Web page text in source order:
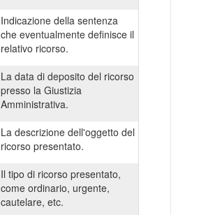
Indicazione della sentenza
che eventualmente definisce il
relativo ricorso.
La data di deposito del ricorso
presso la Giustizia
Amministrativa.
La descrizione dell'oggetto del
ricorso presentato.
Il tipo di ricorso presentato,
come ordinario, urgente,
cautelare, etc.